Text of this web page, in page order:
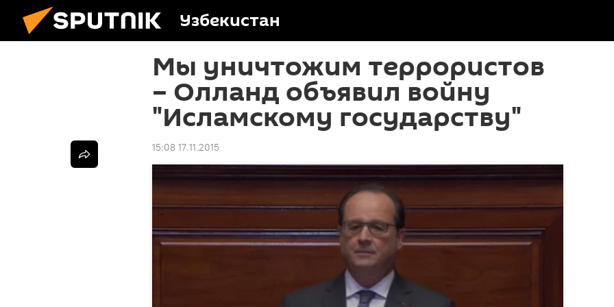
Узбекистан
Мы уничтожим террористов
– Олланд объявил войну
"Исламскому государству"
15:08 17.11.2015